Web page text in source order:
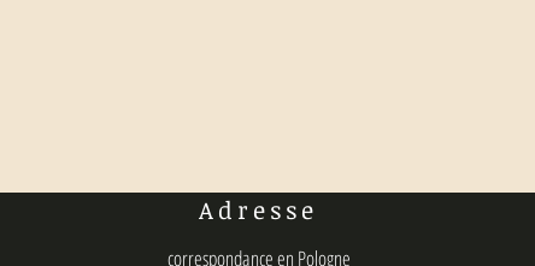
Adresse
correspondance en Pologne